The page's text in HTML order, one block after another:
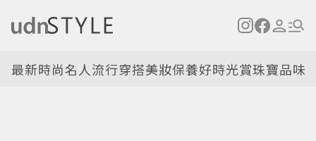
最新時尚名人流行穿搭美妝保養好時光賞珠寶品味